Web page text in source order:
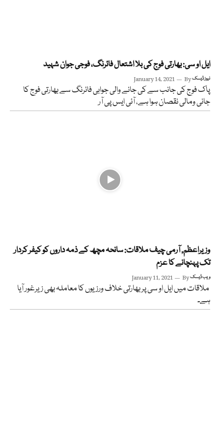
ایل او سی: بھارتی فوج کی بلا اشتعال فائرنگ، فوجی جوان شہید
January 14, 2021 Byنیوز ڈیسک
پاک فوج کی جانب سے کی جانے والی جوابی فائرنگ سے بھارتی فوج کا
جانی ومالی نقصان ہوا ہے، آئی ایس پی آر
وزیراعظم, آرمی چیف ملاقات: سانحہ مچھ کے ذمہ داروں کو کیفر کردار
تک پہنچانے کا عزم
January 11, 2021 Byویب ڈیسک
ملاقات میں ایل او سی پر بھارتی خلاف ورزیوں کا معاملہ بھی زیرغور آیا
ہے۔